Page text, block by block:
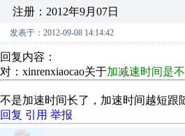
注册：2012年9月07日
发表于：2012-09-08 14:14:42
回复内容：
对：xinrenxiaocao关于加减速时间是
不是加速时间长了，加速时间越短跟
回复 引用 举报